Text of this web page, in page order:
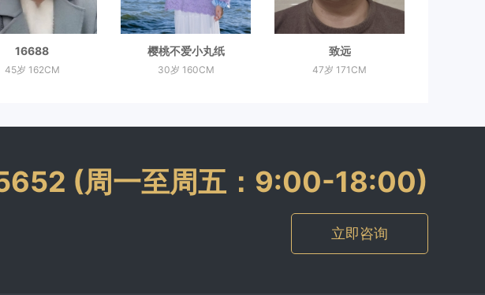
16688
45岁 162CM
樱桃不爱小丸纸
30岁 160CM
致远
47岁 171CM
(周一至周五：9:00-18:00)
立即咨询